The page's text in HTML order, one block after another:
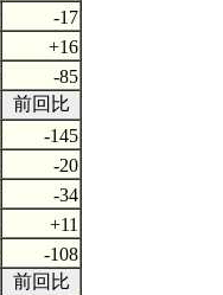
-17
+16
-85
前回比
-145
-20
-34
+11
-108
前回比